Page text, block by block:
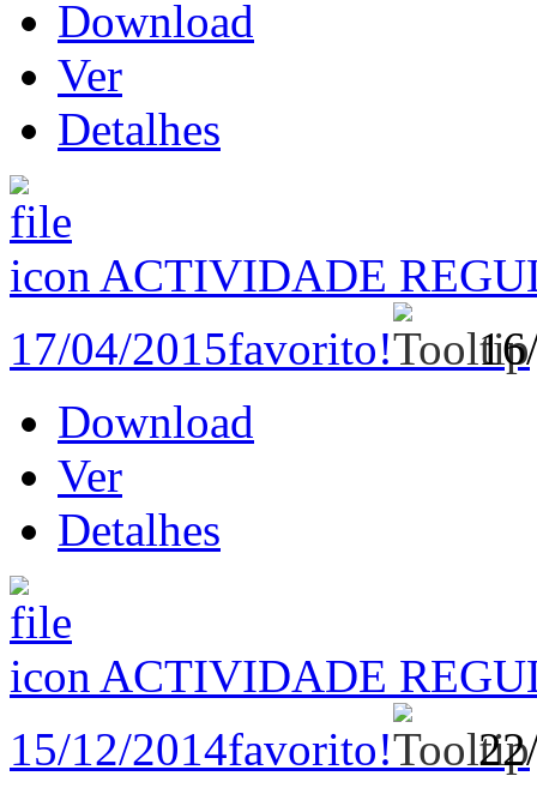
Download
Ver
Detalhes
ACTIVIDADE
17/04/2015favorito!
Download
Ver
Detalhes
ACTIVIDADE
15/12/2014favorito!